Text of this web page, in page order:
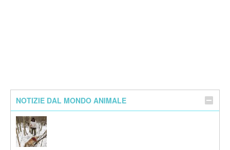
NOTIZIE DAL MONDO ANIMALE